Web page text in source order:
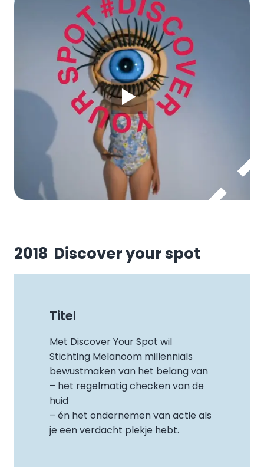
2018 Discover your spot
Titel
Met Discover Your Spot wil
Stichting Melanoom millennials
bewustmaken van het belang van
– het regelmatig checken van de
huid
– én het ondernemen van actie als
je een verdacht plekje hebt.